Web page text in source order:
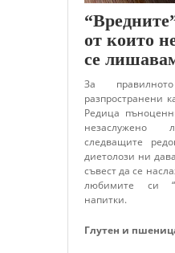
от които
се
За
разпространени
Редица
следващите
диетолози ни
съвест да се
любимите си
напитки.
Глутен и